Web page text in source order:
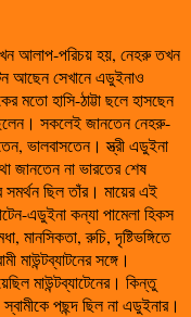
আলাপ-পরিচয় হয়, নেহরু তখন
আছেন সেখানে এডুইনাও
হাসি-ঠাট্টা ছলে হাসছেন
সকলেই জানতেন নেহরু-
ভালবাসতেন। স্ত্রী এডুইনা
জানতেন না ভারতের শেষ
সমর্থন ছিল তাঁর। মায়ের এই
এডুইনা কন্যা পামেলা হিকস
মানসিকতা, রুচি, দৃষ্টিভঙ্গিতে
মাউন্টব্যাটনের সঙ্গে।
মাউন্টব্যাটেনের। কিন্তু
পছন্দ ছিল না এডুইনার।